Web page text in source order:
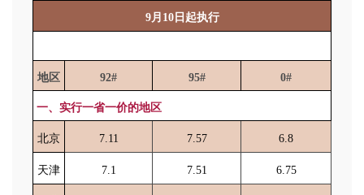
9月10日起执行
地区 92# 95# 0#
一、实行一省一价的地区
北京 7.11 7.57 6.8
天津 7.1 7.51 6.75